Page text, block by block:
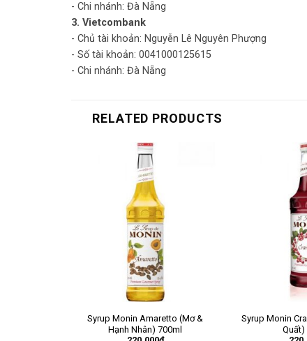
- Chi nhánh: Đà Nẵng
3. Vietcombank
- Chủ tài khoản: Nguyễn Lê Nguyên Phượng
- Số tài khoản: 0041000125615
- Chi nhánh: Đà Nẵng
RELATED PRODUCTS
Syrup Monin Amaretto (Mơ &
Hạnh Nhân) 700ml
Syrup Monin
Quất)